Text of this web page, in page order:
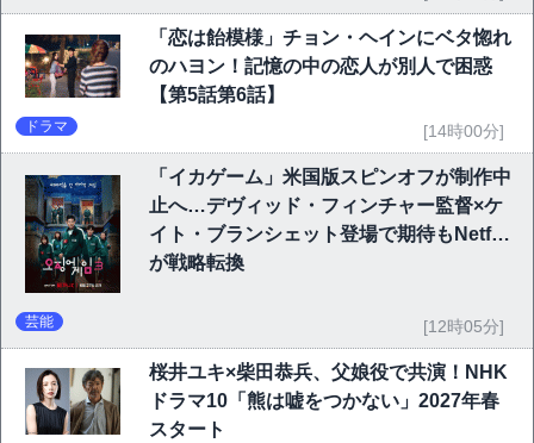
「恋は飴模様」チョン・ヘインにベタ惚れ
のハヨン！記憶の中の恋人が別人で困惑
【第5話第6話】
ドラマ [14時00分]
「イカゲーム」米国版スピンオフが制作中
止へ…デヴィッド・フィンチャー監督×ケ
イト・ブランシェット登場で期待もNetflix
が戦略転換
芸能 [12時05分]
桜井ユキ×柴田恭兵、父娘役で共演！NHK
ドラマ10「熊は嘘をつかない」2027年春
スタート